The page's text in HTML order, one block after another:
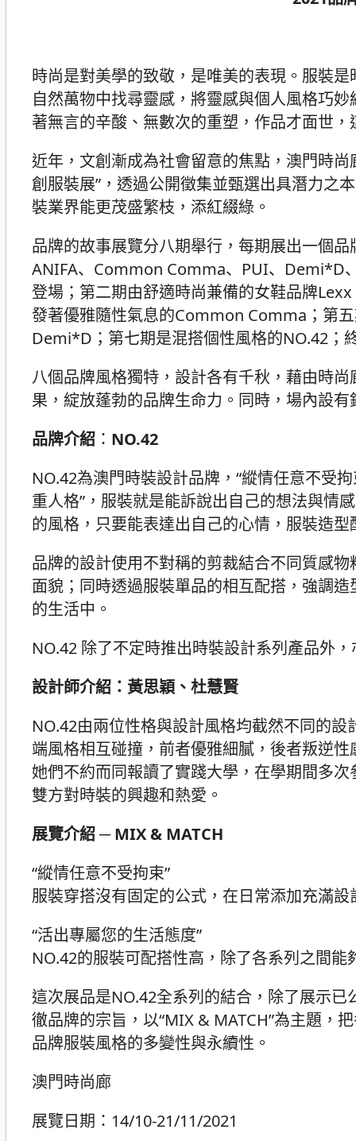
時尚是對美學的致敬，是唯美的表現。服裝
自然萬物中找尋靈感，將靈感與個人風格巧
著無言的辛酸、無數次的重塑，作品才面世
近年，文創漸成為社會留意的焦點，澳門時
創服裝展”，透過公開徵集並甄選出具潛力之
裝業界能更茂盛繁枝，添紅綴綠。
品牌的故事展覽分八期舉行，每期展出一個
ANIFA、Common Comma、PUI、Demi*D
登場；第二期由舒適時尚兼備的女鞋品牌
發著優雅隨性氣息的Common Comma；第
Demi*D；第七期是混搭個性風格的NO.42；
八個品牌風格獨特，設計各有千秋，藉由時
果，綻放蓬勃的品牌生命力。同時，場內設
品牌介紹 ： NO.42
NO.42為澳門時裝設計品牌，“縱情任意不受
重人格”，服裝就是能訴說出自己的想法與情
的風格，只要能表達出自己的心情，服裝造
品牌的設計使用不對稱的剪裁結合不同質感
面貌；同時透過服裝單品的相互配搭，強調
的生活中。
NO.42 除了不定時推出時裝設計系列產品外
設計師介紹：黃思穎、杜慧賢
NO.42由兩位性格與設計風格均截然不同的
端風格相互碰撞，前者優雅細膩，後者叛逆
她們不約而同報讀了實踐大學，在學期間多
雙方對時裝的興趣和熱愛。
展覽介紹 ─ MIX & MATCH
“縱情任意不受拘束”
服裝穿搭沒有固定的公式，在日常添加充滿
“活出專屬您的生活態度”
NO.42的服裝可配搭性高，除了各系列之間
這次展品是NO.42全系列的結合，除了展示
徹品牌的宗旨，以“MIX & MATCH”為主題，
品牌服裝風格的多變性與永續性。
澳門時尚廊
展覽日期：14/10-21/11/2021